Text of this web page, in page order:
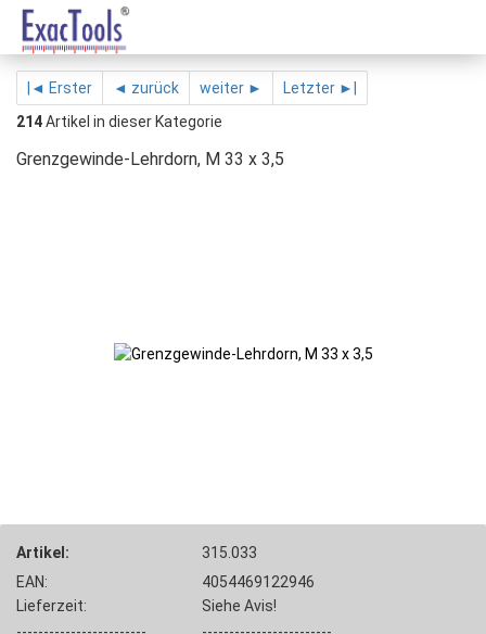
|◄ Erster ◄ zurück weiter ►
Letzter ►|
214Artikel in dieser Kategorie
Grenzgewinde-Lehrdorn, M 33 x 3,5
Artikel:
315.033
EAN:
4054469122946
Lieferzeit:
Siehe Avis!